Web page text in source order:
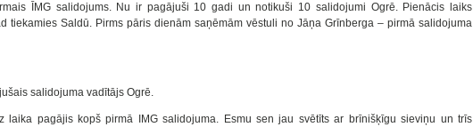
ĪMG salidojums. Nu ir pagājuši 10 gadi un notikuši 10 salidojumi Ogrē. Pienācis laiks
tiekamies Saldū. Pirms pāris dienām saņēmām vēstuli no Jāņa Grīnberga – pirmā salidojuma
salidojuma vadītājs Ogrē.
laika pagājis kopš pirmā IMG salidojuma. Esmu sen jau svētīts ar brīnišķīgu sieviņu un trīs